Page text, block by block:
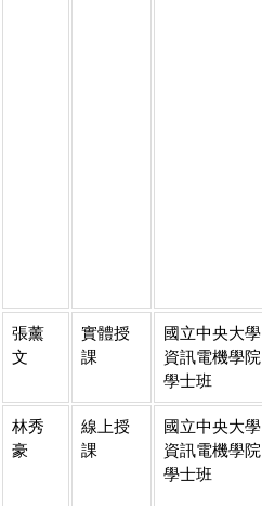
張薰
文
實體授
課
國立中央大學
資訊電機學院
學士班
林秀
豪
線上授
課
國立中央大學
資訊電機學院
學士班